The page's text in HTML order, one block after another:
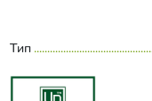
Тип